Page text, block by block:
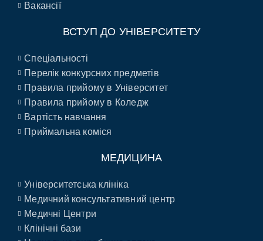
Вакансії
ВСТУП ДО УНІВЕРСИТЕТУ
Спеціальності
Перелік конкурсних предметів
Правила прийому в Університет
Правила прийому в Коледж
Вартість навчання
Приймальна коміся
МЕДИЦИНА
Університетська клініка
Медичний консультативний центр
Медичні Центри
Клінічні бази